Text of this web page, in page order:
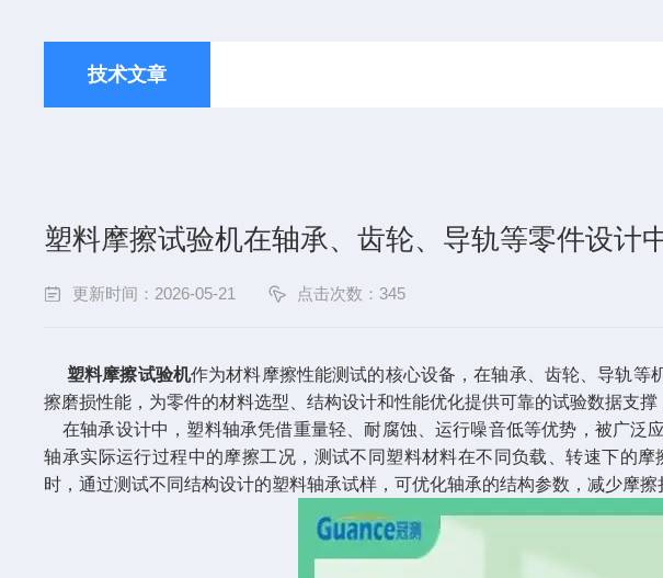
技术文章
塑料摩擦试验机在轴承、齿轮、导轨等零件设计
更新时间：2026-05-21 点击次数：345
塑料摩擦试验机作为材料摩擦性能测试的核心设备，在轴承、齿轮、导轨
擦磨损性能，为零件的材料选型、结构设计和性能优化提供可靠的试验数据支
在轴承设计中，塑料轴承凭借重量轻、耐腐蚀、运行噪音低等优势，被广泛
轴承实际运行过程中的摩擦工况，测试不同塑料材料在不同负载、转速下的
时，通过测试不同结构设计的塑料轴承试样，可优化轴承的结构参数，减少摩擦